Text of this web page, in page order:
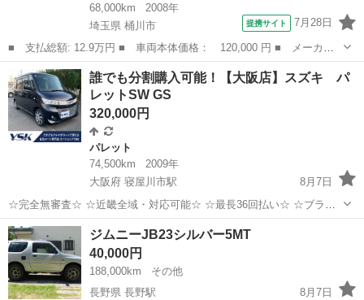
68,000km
2008年
埼玉県 桶川市
提携サイト 7月28日
■ 支払総額: 12.9万円 ■ 車両本体価格： 120,000 円 ■ メーカー
名： スズキ ■ 車種名： ワゴンＲ ■ グレード名： ＦＸ－Ｓリ
ミテッド 車検９／８ オートマ 軽自動車 ■ 排気量： 660cc ■
ド...
埼玉 桶川市 ワゴンＲ
誰でも分割購入可能！【大阪店】スズキ パ
レットSW GS
320,000円
パレット
74,500km
2009年
大阪府 寝屋川市駅
8月7日
☆完全無審査☆ ☆近畿全域・対応可能☆ ☆最長36回払い☆ ☆ブラッ
クOK☆ ☆保証人・保証会社不要☆ ☆頭金・初期費用不要☆ ☆在籍確
認不要☆ ☆収入証明書不要☆ ●車両情報● 車種：...
大阪 寝屋川市
ジムニーJB23シルバー5MT
40,000円
188,000km
その他
長野県 長野駅
8月7日